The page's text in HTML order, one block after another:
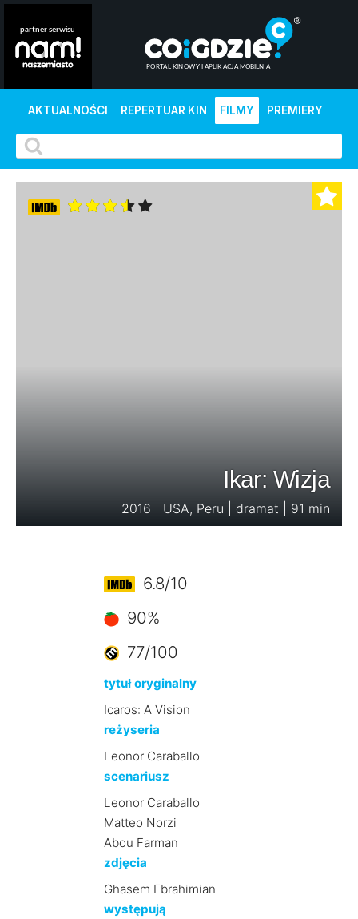
AKTUALNOŚCI REPERTUAR KIN FILMY PREMIERY
Ikar: Wizja
2016 | USA, Peru | dramat | 91 min
6.8/10
90%
77/100
tytuł oryginalny
Icaros: A Vision
reżyseria
Leonor Caraballo
scenariusz
Leonor Caraballo
Matteo Norzi
Abou Farman
zdjęcia
Ghasem Ebrahimian
występują